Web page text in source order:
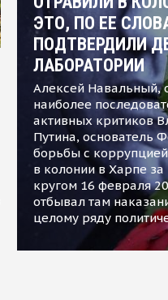
ЭТО, ПО ЕЕ
ПОДТВЕРДИЛИ
ЛАБОРАТОРИИ
Алексей Навальный,
наиболее
активных критиков
Путина, основатель
борьбы с
в колонии в Харпе
кругом 16 февраля
отбывал там
целому ряду